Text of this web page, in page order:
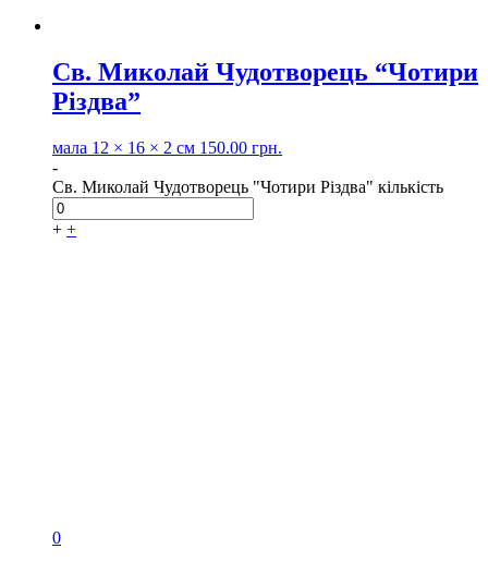
Св. Миколай Чудотворець “Чотири
Різдва”
мала 12 × 16 × 2 см 150.00 грн.
-
Св. Миколай Чудотворець "Чотири Різдва" кількість
+ +
0